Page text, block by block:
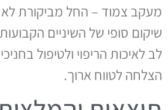
מעקב צמוד – החל מביקורת
שיקום סופי של השיניים
לב לאיכות הריפוי ולטיפול
הצלחה לטווח ארוך.